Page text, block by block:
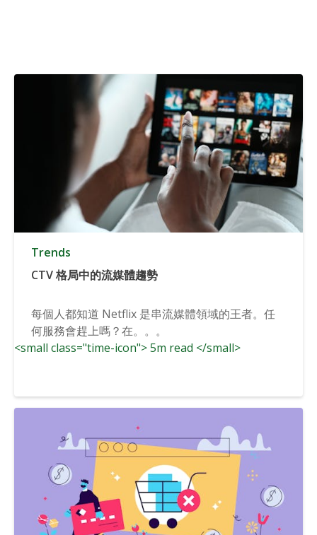
Trends
CTV 格局中的流媒體趨勢
每個人都知道 Netflix 是串流媒體領域的王者。任
何服務會趕上嗎？在。。。
<small class="time-icon"> 5m read </small>